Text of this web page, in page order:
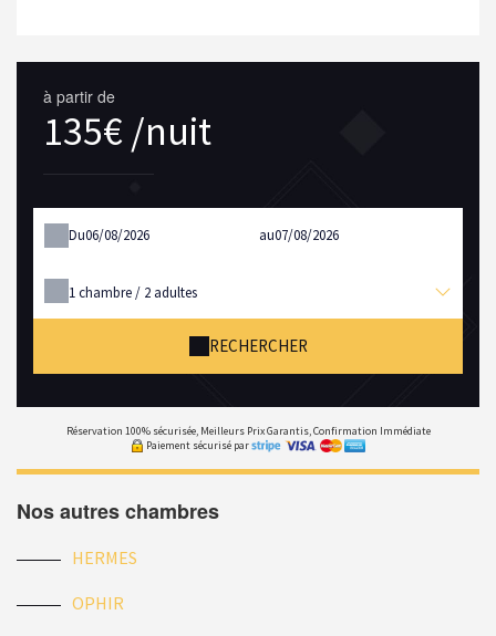
à partir de
135€ /nuit
Du au
1chambre / 2 adultes
RECHERCHER
Réservation 100% sécurisée, Meilleurs Prix Garantis, Confirmation Immédiate
Paiement sécurisé par
Nos autres chambres
HERMES
OPHIR